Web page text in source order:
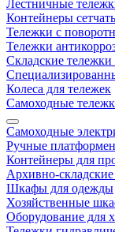
Лестничные
Контейнеры
Тележки с
Тележки
Складские
Колеса для тележек
Самоходные
Самоходные
Ручные
Контейнеры для
Архивно-
Шкафы для одежды
Хозяйственные
Оборудование для